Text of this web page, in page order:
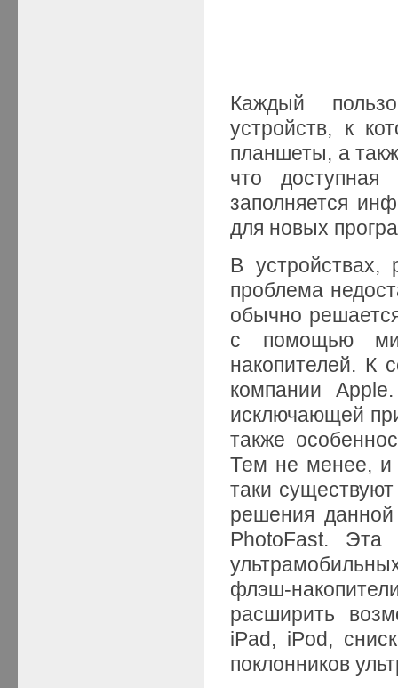
Каждый
устройств, к
планшеты, а
что доступная
заполняется
для новых
В
проблема
обычно
с помощью
накопителей. К
компании
исключающей
также
Тем не менее, и
таки
решения
PhotoFast. Эта
флэш-
расширить
iPad, iPod,
поклонников